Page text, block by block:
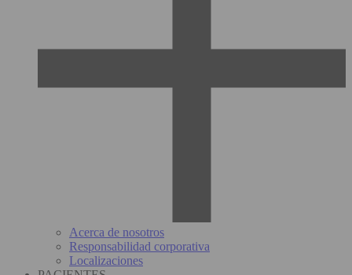
Acerca de nosotros
Responsabilidad corporativa
Localizaciones